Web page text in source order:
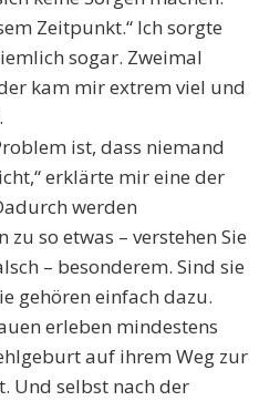
Zeitpunkt.“ Ich sorgte
sogar. Zweimal
kam mir extrem viel und
ist, dass niemand
erklärte mir eine der
werden
zu so etwas – verstehen Sie
– besonderem. Sind sie
gehören einfach dazu.
erleben mindestens
auf ihrem Weg zur
Und selbst nach der